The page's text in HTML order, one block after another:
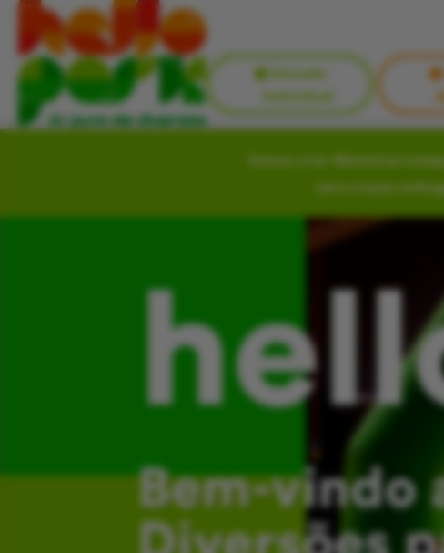
Entrada
Individual
Vamos criar Memórias
Let’s create
Bem-vindo